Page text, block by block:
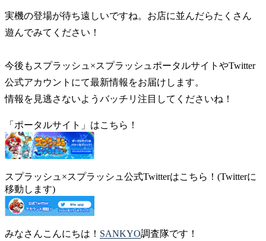
実機の登場が待ち遠しいですね。お店に並んだらたくさん
遊んでみてください！
今後もスプラッシュ×スプラッシュポータルサイトやTwitter
公式アカウントにて最新情報をお届けします。
情報を見逃さないようバッチリ注目してくださいね！
「ポータルサイト」はこちら！
スプラッシュ×スプラッシュ公式Twitterはこちら！(Twitterに
移動します)
みなさんこんにちは！ SANKYO調査隊です！